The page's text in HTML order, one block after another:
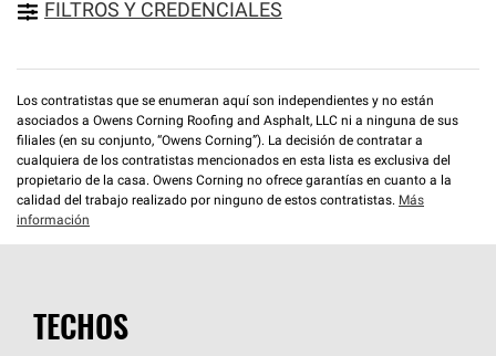
FILTROS Y CREDENCIALES
Los contratistas que se enumeran aquí son independientes y no están
asociados a Owens Corning Roofing and Asphalt, LLC ni a ninguna de sus
filiales (en su conjunto, “Owens Corning”). La decisión de contratar a
cualquiera de los contratistas mencionados en esta lista es exclusiva del
propietario de la casa. Owens Corning no ofrece garantías en cuanto a la
calidad del trabajo realizado por ninguno de estos contratistas. Más
información
TECHOS